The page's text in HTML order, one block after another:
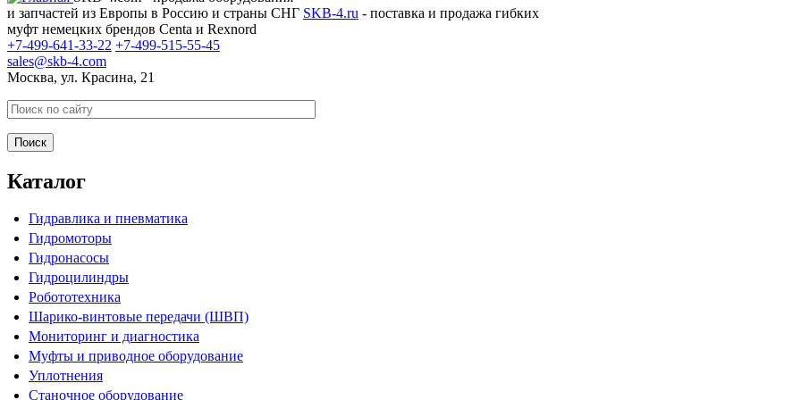
и запчастей из Европы в Россию и страны СНГ SKB-4.ru - поставка и продажа гибких
муфт немецких брендов Centa и Rexnord
+7-499-641-33-22 +7-499-515-55-45
sales@skb-4.com
Москва, ул. Красина, 21
Каталог
Гидравлика и пневматика
Гидромоторы
Гидронасосы
Гидроцилиндры
Робототехника
Шарико-винтовые передачи (ШВП)
Мониторинг и диагностика
Муфты и приводное оборудование
Уплотнения
Станочное оборудование